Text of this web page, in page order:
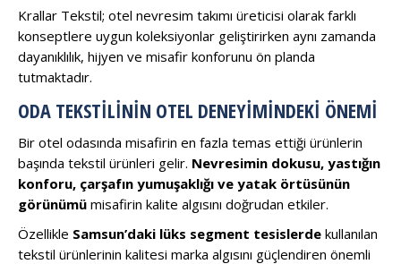
Krallar Tekstil; otel nevresim takımı üreticisi olarak farklı
konseptlere uygun koleksiyonlar geliştirirken aynı zamanda
dayanıklılık, hijyen ve misafir konforunu ön planda
tutmaktadır.
ODA TEKSTILININ OTEL DENEYIMINDEKI ÖNEMI
Bir otel odasında misafirin en fazla temas ettiği ürünlerin
başında tekstil ürünleri gelir. Nevresimin dokusu, yastığın
konforu, çarşafın yumuşaklığı ve yatak örtüsünün
görünümü misafirin kalite algısını doğrudan etkiler.
Özellikle Samsun’daki lüks segment tesislerde kullanılan
tekstil ürünlerinin kalitesi marka algısını güçlendiren önemli